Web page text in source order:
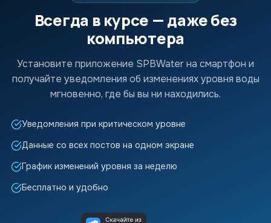
Всегда в курсе — даже без
компьютера
Установите приложение SPBWater на смартфон и
получайте уведомления об изменениях уровня воды
мгновенно, где бы вы ни находились.
Уведомления при критическом уровне
Данные со всех постов на одном экране
График изменений уровня за неделю
Бесплатно и удобно